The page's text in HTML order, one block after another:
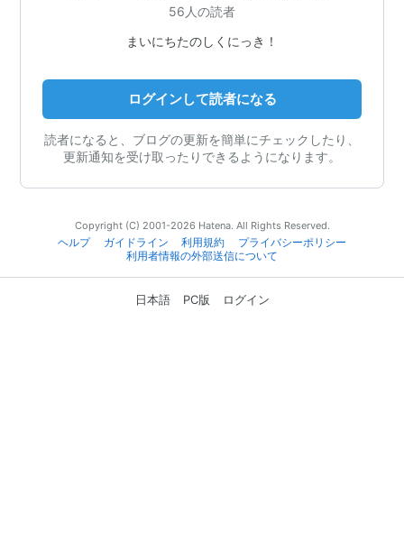
56人の読者
まいにちたのしくにっき！
ログインして読者になる
読者になると、ブログの更新を簡単にチェックしたり、
更新通知を受け取ったりできるようになります。
Copyright (C) 2001-2026 Hatena. All Rights Reserved.
ヘルプ
ガイドライン 利用規約
プライバシーポリシー
利用者情報の外部送信について
日本語 PC版 ログイン